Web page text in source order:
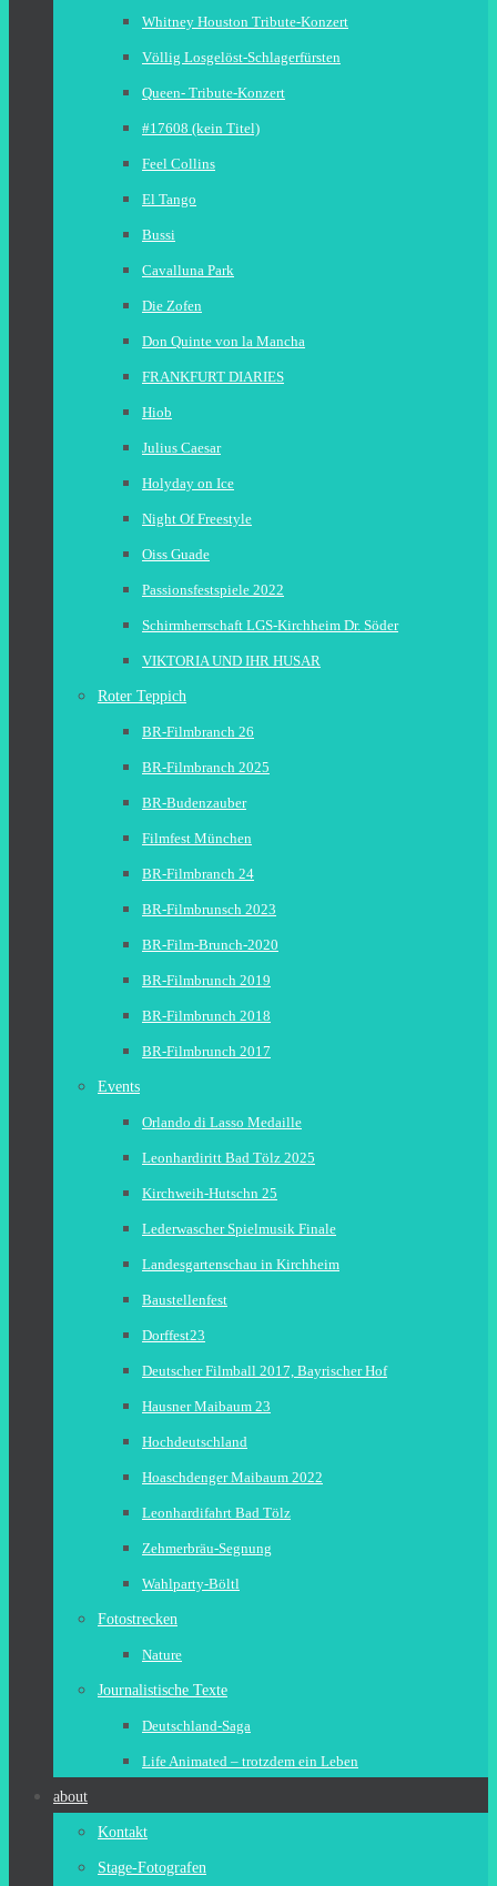
Whitney Houston Tribute-Konzert
Völlig Losgelöst-Schlagerfürsten
Queen- Tribute-Konzert
#17608 (kein Titel)
Feel Collins
El Tango
Bussi
Cavalluna Park
Die Zofen
Don Quinte von la Mancha
FRANKFURT DIARIES
Hiob
Julius Caesar
Holyday on Ice
Night Of Freestyle
Oiss Guade
Passionsfestspiele 2022
Schirmherrschaft LGS-Kirchheim Dr. Söder
VIKTORIA UND IHR HUSAR
Roter Teppich
BR-Filmbranch 26
BR-Filmbranch 2025
BR-Budenzauber
Filmfest München
BR-Filmbranch 24
BR-Filmbrunsch 2023
BR-Film-Brunch-2020
BR-Filmbrunch 2019
BR-Filmbrunch 2018
BR-Filmbrunch 2017
Events
Orlando di Lasso Medaille
Leonhardiritt Bad Tölz 2025
Kirchweih-Hutschn 25
Lederwascher Spielmusik Finale
Landesgartenschau in Kirchheim
Baustellenfest
Dorffest23
Deutscher Filmball 2017, Bayrischer Hof
Hausner Maibaum 23
Hochdeutschland
Hoaschdenger Maibaum 2022
Leonhardifahrt Bad Tölz
Zehmerbräu-Segnung
Wahlparty-Böltl
Fotostrecken
Nature
Journalistische Texte
Deutschland-Saga
Life Animated – trotzdem ein Leben
about
Kontakt
Stage-Fotografen